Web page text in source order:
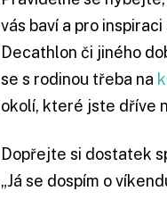
vás baví a pro
Decathlon či jiného
se s rodinou třeba na
okolí, které jste dříve
Dopřejte si dostatek
„Já se dospím o